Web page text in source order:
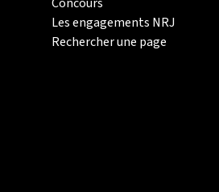
Les engagements NRJ
Rechercher une page